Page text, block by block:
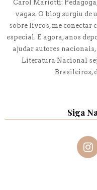
Carol Mariotti:
vagas. O blog surgiu
sobre livros, me conectar
especial. E agora, anos
ajudar autores nacionais,
Literatura Nacional
Brasileiros,
Siga